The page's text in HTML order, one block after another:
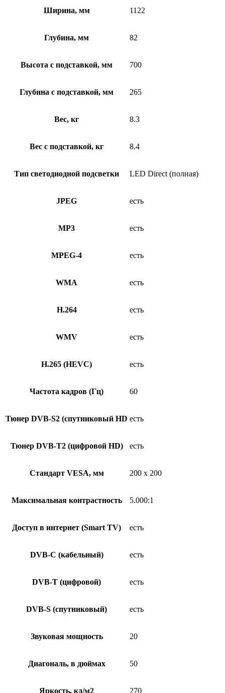
Ширина, мм 1122
Глубина, мм 82
Высота с подставкой, мм 700
Глубина с подставкой, мм 265
Вес, кг 8.3
Вес с подставкой, кг 8.4
Тип светодиодной подсветки LED Direct (полная)
JPEG есть
MP3 есть
MPEG-4 есть
WMA есть
H.264 есть
WMV есть
H.265 (HEVC) есть
Частота кадров (Гц) 60
Тюнер DVB-S2 (спутниковый HD есть
Тюнер DVB-T2 (цифровой HD) есть
Стандарт VESA, мм 200 x 200
Максимальная контрастность 5.000:1
Доступ в интернет (Smart TV) есть
DVB-C (кабельный) есть
DVB-T (цифровой) есть
DVB-S (спутниковый) есть
Звуковая мощность 20
Диагональ, в дюймах 50
Яркость, кд/м2 270